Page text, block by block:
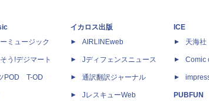
ミュージック
う!デジマート
POD T-OD
イカロス出版
AIRLINEweb
Jディフェンスニュース
通訳翻訳ジャーナル
JレスキューWeb
ICE
天海社
Comic
PUBFUN